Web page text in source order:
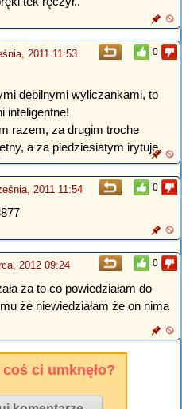
0
2011 11:53
debilnymi wyliczankami, to
inteligentne!
razem, za drugim troche
a za piedziesiatym irytuje.
0
2011 11:54
0
2012 09:24
za to co powiedziałam do
że niewiedziałam że on nima
ci umknęło?